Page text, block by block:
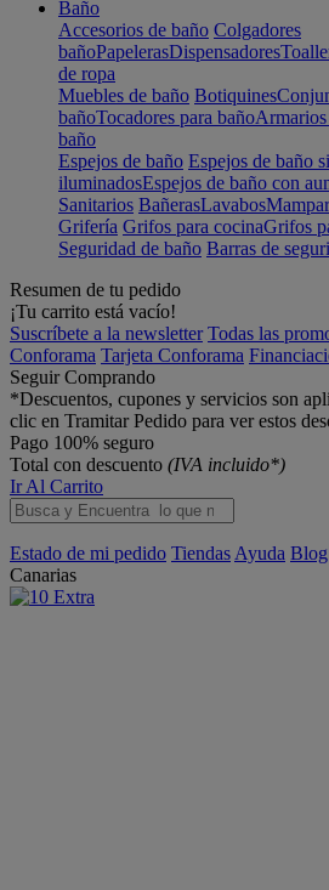
Baño
Accesorios de baño Colgadores
bañoPapelerasDispensadores
de ropa
Muebles de baño Botiquines
bañoTocadores para baño
baño
Espejos de baño Espejos de baño
iluminadosEspejos de baño con
Sanitarios BañerasLavabos
Grifería Grifos para cocinaGrifos
Seguridad de baño Barras de
Resumen de tu pedido
¡Tu carrito está vacío!
Suscríbete a la newsletter Todas las
Conforama Tarjeta Conforama
Seguir Comprando
*Descuentos, cupones y servicios son
clic en Tramitar Pedido para ver estos
Pago 100% seguro
Total con descuento (IVA incluido*)
Ir Al Carrito
Estado de mi pedido Tiendas Ayuda Blog
Canarias